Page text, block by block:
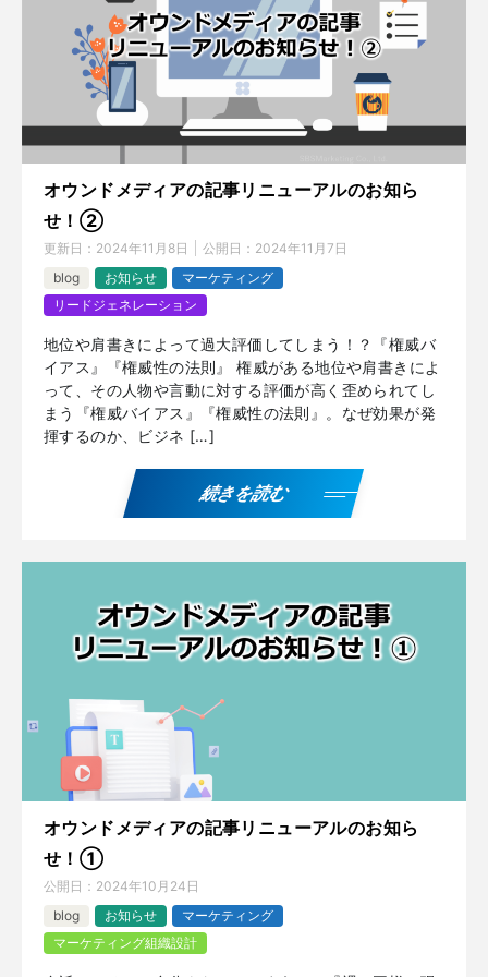
オウンドメディアの記事リニューアルのお知ら
せ！②
更新日： 2024年11月8日 公開日： 2024年11月7日
blog
お知らせ
マーケティング
リードジェネレーション
地位や肩書きによって過大評価してしまう！？『権威バ
イアス』『権威性の法則』 権威がある地位や肩書きによ
って、その人物や言動に対する評価が高く歪められてし
まう『権威バイアス』『権威性の法則』。なぜ効果が発
揮するのか、ビジネ […]
続きを読む
オウンドメディアの記事リニューアルのお知ら
せ！①
公開日： 2024年10月24日
blog
お知らせ
マーケティング
マーケティング組織設計